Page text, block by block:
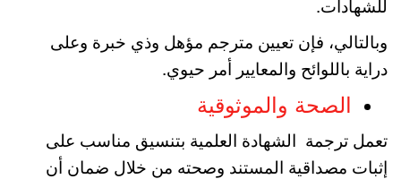
وبالتالي، فإن تعيين مترجم مؤهل وذي خبرة وعلى
دراية باللوائح والمعايير أمر حيوي.
الصحة والموثوقية
تعمل ترجمة الشهادة العلمية بتنسيق مناسب على
إثبات مصداقية المستند وصحته من خلال ضمان أن